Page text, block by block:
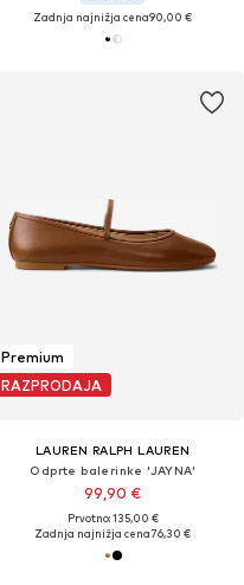
Zadnja najnižja cena90,00 €
Premium
RAZPRODAJA
LAUREN RALPH LAUREN
Odprte balerinke 'JAYNA'
99,90 €
Prvotno: 135,00 €
Zadnja najnižja cena76,30 €